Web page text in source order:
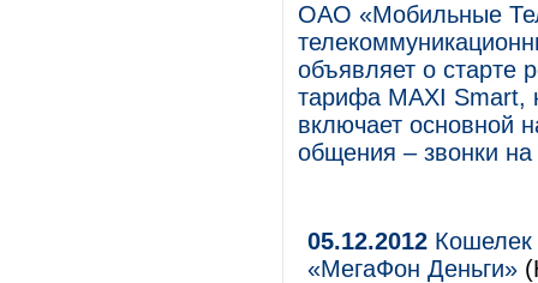
ОАО «Мобильные
объявляет о старте
тарифа MAXI Smart,
включает основной
общения – звонки на
05.12.2012 Кошелек
«МегаФон Деньги»